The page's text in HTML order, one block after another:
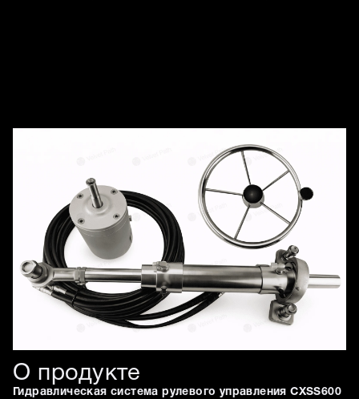
О продукте
Гидравлическая система рулевого управления CXSS600